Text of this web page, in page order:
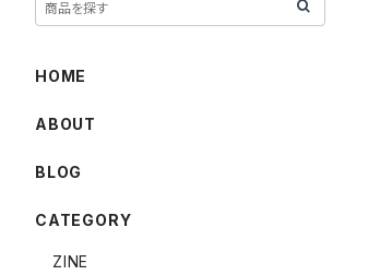
HOME
ABOUT
BLOG
CATEGORY
ZINE